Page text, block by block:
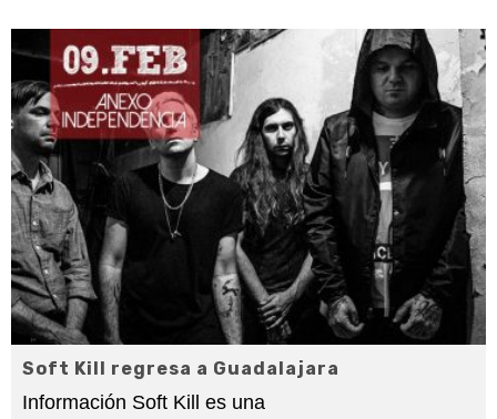
Soft Kill regresa a Guadalajara
Información Soft Kill es una